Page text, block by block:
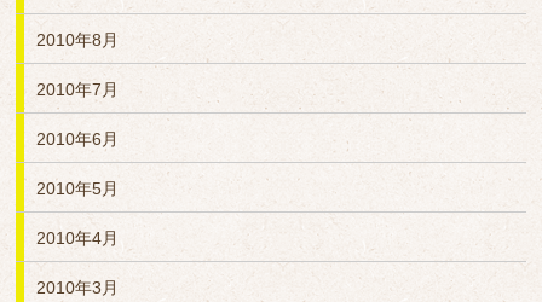
2010年8月
2010年7月
2010年6月
2010年5月
2010年4月
2010年3月